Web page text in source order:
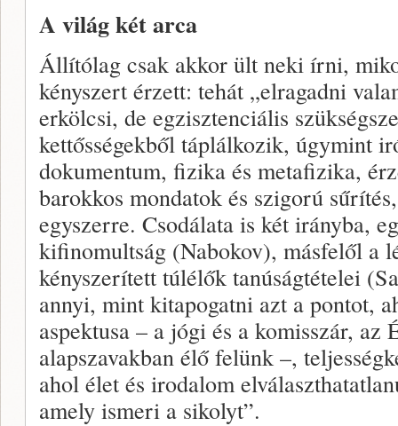
A világ két arca
Állítólag csak akkor ült neki írni,
kényszert érzett: tehát „elragadni
erkölcsi, de egzisztenciális
kettősségekből táplálkozik, úgymint
dokumentum, fizika és metafizika,
barokkos mondatok és szigorú
egyszerre. Csodálata is két irányba,
kifinomultság (Nabokov), másfelől a
kényszerített túlélők tanúságtételei
annyi, mint kitapogatni azt a pontot,
aspektusa – a jógi és a komisszár, az
alapszavakban élő felünk –,
ahol élet és irodalom
amely ismeri a sikolyt”.